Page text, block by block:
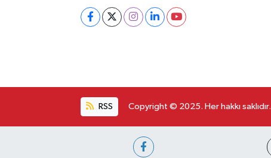
RSS Copyright © 2025. Her hakkı saklıdır.